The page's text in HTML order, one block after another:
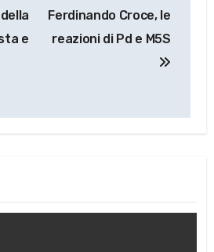
e
Ferdinando Croce, le
reazioni di Pd e M5S